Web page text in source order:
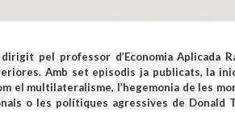
pel professor d’Economia Aplicada
Amb set episodis ja publicats, la
el multilateralisme, l’hegemonia de les
o les polítiques agressives de Donald